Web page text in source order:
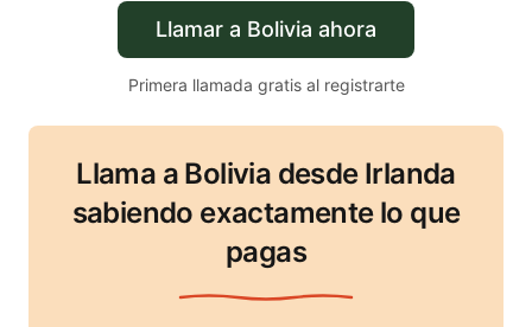
Llamar a Bolivia ahora
Primera llamada gratis al registrarte
Llama a Bolivia desde Irlanda
sabiendo exactamente lo que
pagas